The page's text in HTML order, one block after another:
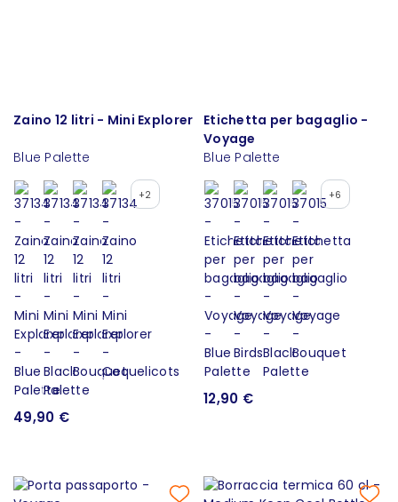
Zaino 12 litri - Mini Explorer
Blue Palette
+2
49,90 €
Etichetta per bagaglio -
Voyage
Blue Palette
+6
12,90 €